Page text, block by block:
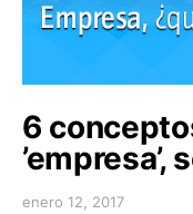
6
enero 12, 2017